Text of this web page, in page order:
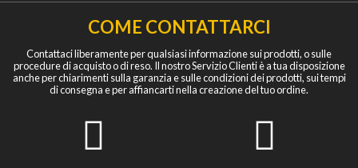
COME CONTATTARCI
Contattaci liberamente per qualsiasi informazione sui prodotti, o sulle
procedure di acquisto o di reso. Il nostro Servizio Clienti è a tua disposizione
anche per chiarimenti sulla garanzia e sulle condizioni dei prodotti, sui tempi
di consegna e per affiancarti nella creazione del tuo ordine.